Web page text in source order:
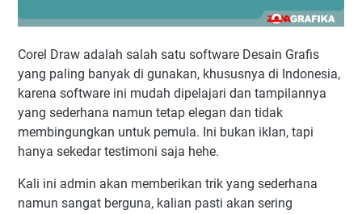
Corel Draw adalah salah satu software Desain Grafis
yang paling banyak di gunakan, khususnya di Indonesia,
karena software ini mudah dipelajari dan tampilannya
yang sederhana namun tetap elegan dan tidak
membingungkan untuk pemula. Ini bukan iklan, tapi
hanya sekedar testimoni saja hehe.
Kali ini admin akan memberikan trik yang sederhana
namun sangat berguna, kalian pasti akan sering